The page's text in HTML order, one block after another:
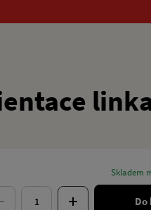
skladem
Do